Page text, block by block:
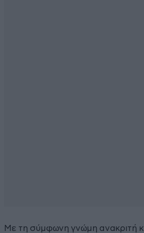
Με τη σύμφωνη γνώμη ανακριτή